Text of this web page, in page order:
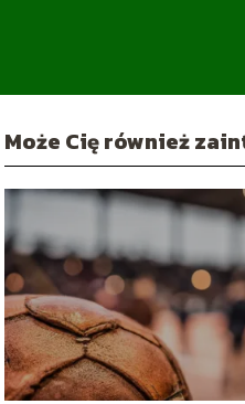
Może Cię również